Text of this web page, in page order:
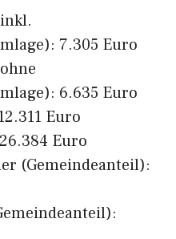
7.305 Euro
6.635 Euro
Euro
Euro
(Gemeindeanteil):